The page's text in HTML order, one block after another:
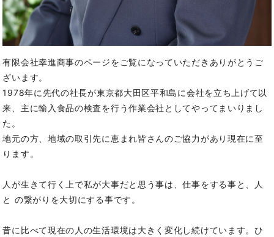
有限会社幸進商事のページをご覧になっていただきありがとうご
ざいます。
1978年に先代の社長が東京都大田区平和島に会社を立ち上げて以
来、主に輸入食品の検査を行う作業会社としてやってまいりまし
た。
地元の方、地域の取引先に恵まれ皆さんのご協力があり現在に至
ります。
人が生きて行く上で私が大事だと思う事は、仕事をする事と、人
と の繋がりを大切にする事です。
昔に比べて現在の人の生活環境は大きく変化し続けています。ひ